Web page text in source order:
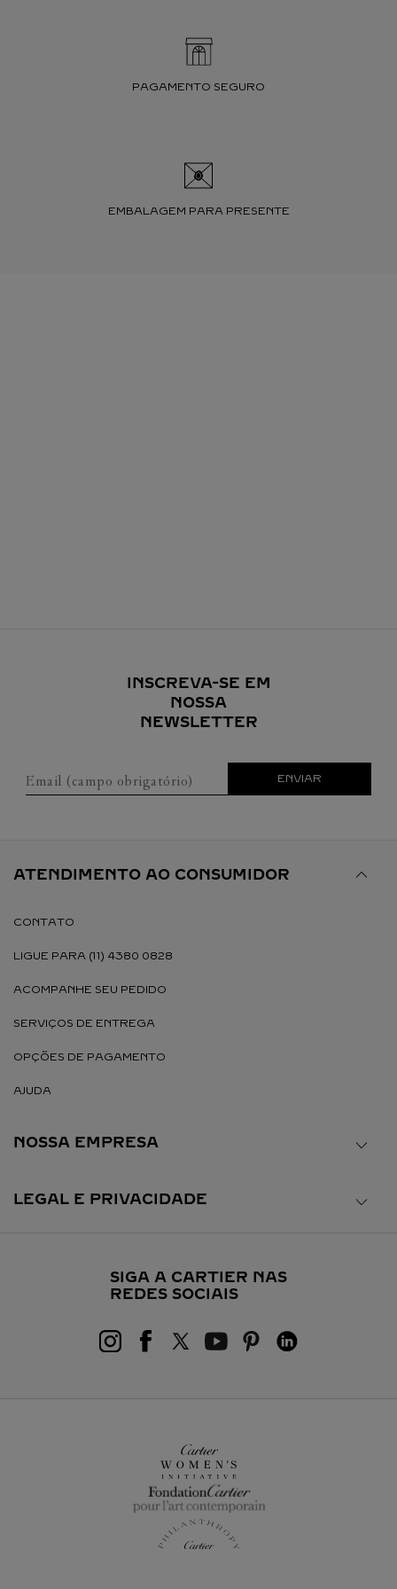
PAGAMENTO SEGURO
EMBALAGEM PARA PRESENTE
INSCREVA-SE EM
NOSSA
NEWSLETTER
Email (campo obrigatório) ENVIAR
ATENDIMENTO AO CONSUMIDOR
CONTATO
LIGUE PARA (11) 4380 0828
ACOMPANHE SEU PEDIDO
SERVIÇOS DE ENTREGA
OPÇÕES DE PAGAMENTO
AJUDA
NOSSA EMPRESA
LEGAL E PRIVACIDADE
SIGA A CARTIER NAS
REDES SOCIAIS